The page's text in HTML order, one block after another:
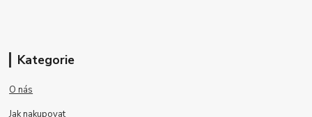
Kategorie
O nás
Jak nakupovat